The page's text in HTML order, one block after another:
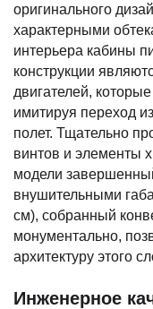
оригинального
характерными
интерьера кабины
конструкции
двигателей,
имитируя переход
полет. Тщательно
винтов и элементы
модели
внушительными
см), собранный
монументально,
архитектуру этого
Инженерное